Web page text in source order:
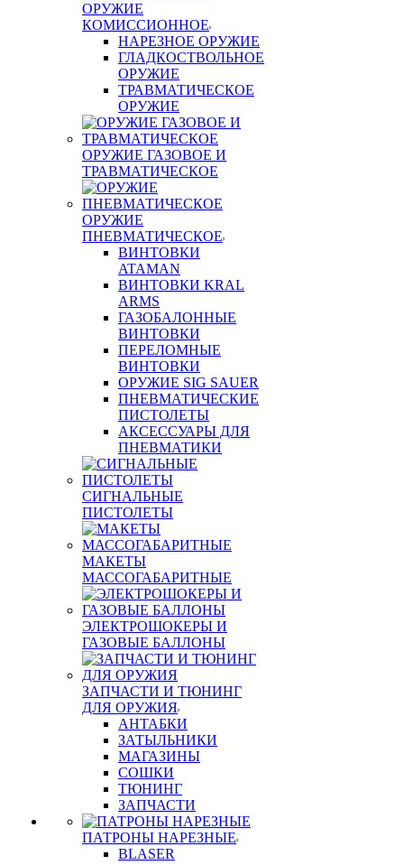
ОРУЖИЕ
КОМИССИОННОЕ
НАРЕЗНОЕ ОРУЖИЕ
ГЛАДКОСТВОЛЬНОЕ
ОРУЖИЕ
ТРАВМАТИЧЕСКОЕ
ОРУЖИЕ
ОРУЖИЕ ГАЗОВОЕ И
ТРАВМАТИЧЕСКОЕ
ОРУЖИЕ
ПНЕВМАТИЧЕСКОЕ
ВИНТОВКИ
ATAMAN
ВИНТОВКИ KRAL
ARMS
ГАЗОБАЛОННЫЕ
ВИНТОВКИ
ПЕРЕЛОМНЫЕ
ВИНТОВКИ
ОРУЖИЕ SIG SAUER
ПНЕВМАТИЧЕСКИЕ
ПИСТОЛЕТЫ
АКСЕССУАРЫ ДЛЯ
ПНЕВМАТИКИ
СИГНАЛЬНЫЕ
ПИСТОЛЕТЫ
МАКЕТЫ
МАССОГАБАРИТНЫЕ
ЭЛЕКТРОШОКЕРЫ И
ГАЗОВЫЕ БАЛЛОНЫ
ЗАПЧАСТИ И ТЮНИНГ
ДЛЯ ОРУЖИЯ
АНТАБКИ
ЗАТЫЛЬНИКИ
МАГАЗИНЫ
СОШКИ
ТЮНИНГ
ЗАПЧАСТИ
ПАТРОНЫ НАРЕЗНЫЕ
BLASER